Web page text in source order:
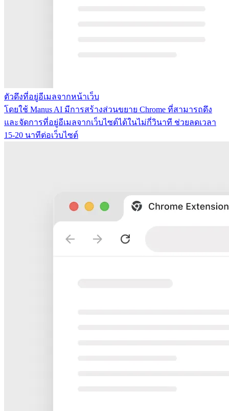
ตัวดึงที่อยู่อีเมลจากหน้าเว็บ
โดยใช้ Manus AI มีการสร้างส่วนขยาย Chrome ที่สามารถดึง
และจัดการที่อยู่อีเมลจากเว็บไซต์ได้ในไม่กี่วินาที ช่วยลดเวลา
15-20 นาทีต่อเว็บไซต์